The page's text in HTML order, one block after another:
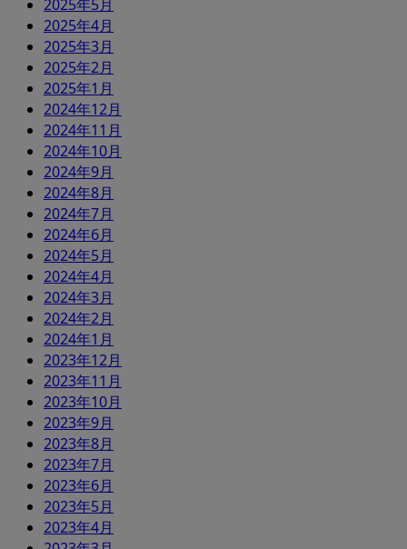
2025年5月
2025年4月
2025年3月
2025年2月
2025年1月
2024年12月
2024年11月
2024年10月
2024年9月
2024年8月
2024年7月
2024年6月
2024年5月
2024年4月
2024年3月
2024年2月
2024年1月
2023年12月
2023年11月
2023年10月
2023年9月
2023年8月
2023年7月
2023年6月
2023年5月
2023年4月